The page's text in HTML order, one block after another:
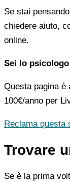
Se stai
chiedere aiuto,
online.
Sei lo
Questa pagina
100€/anno per
Reclama questa
Trovare
Se è la prima